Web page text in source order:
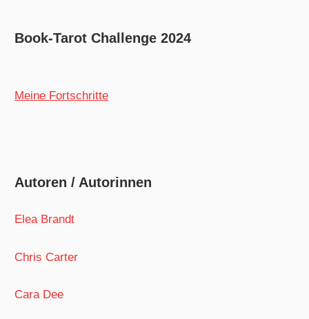
Book-Tarot Challenge 2024
Meine Fortschritte
Autoren / Autorinnen
Elea Brandt
Chris Carter
Cara Dee